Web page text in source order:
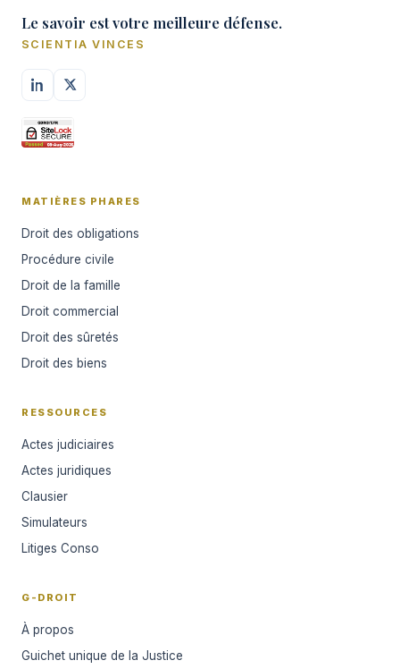
Le savoir est votre meilleure défense.
SCIENTIA VINCES
MATIÈRES PHARES
Droit des obligations
Procédure civile
Droit de la famille
Droit commercial
Droit des sûretés
Droit des biens
RESSOURCES
Actes judiciaires
Actes juridiques
Clausier
Simulateurs
Litiges Conso
G-DROIT
À propos
Guichet unique de la Justice